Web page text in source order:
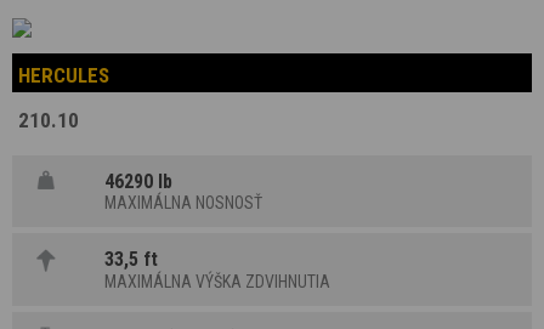
HERCULES
210.10
46290 lb
MAXIMÁLNA NOSNOSŤ
33,5 ft
MAXIMÁLNA VÝŠKA ZDVIHNUTIA